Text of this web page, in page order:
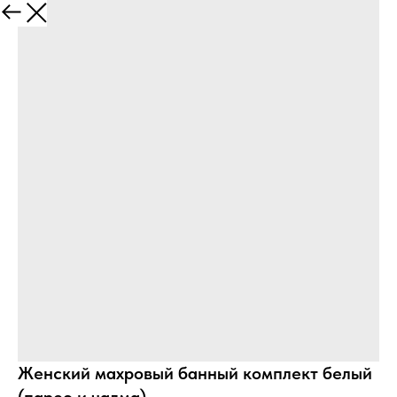
Женский махровый банный комплект белый